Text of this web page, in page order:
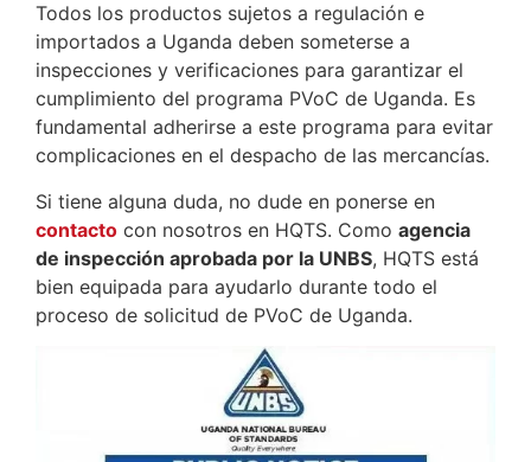
Todos los productos sujetos a regulación e
importados a Uganda deben someterse a
inspecciones y verificaciones para garantizar el
cumplimiento del programa PVoC de Uganda. Es
fundamental adherirse a este programa para evitar
complicaciones en el despacho de las mercancías.
Si tiene alguna duda, no dude en ponerse en
contacto con nosotros en HQTS. Como agencia
de inspección aprobada por la UNBS, HQTS está
bien equipada para ayudarlo durante todo el
proceso de solicitud de PVoC de Uganda.